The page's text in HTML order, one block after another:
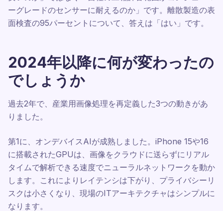
ーグレードのセンサーに耐えるのか」です。離散製造の表
面検査の95パーセントについて、答えは「はい」です。
2024年以降に何が変わったの
でしょうか
過去2年で、産業用画像処理を再定義した3つの動きがあ
りました。
第1に、オンデバイスAIが成熟しました。iPhone 15や16
に搭載されたGPUは、画像をクラウドに送らずにリアル
タイムで解析できる速度でニューラルネットワークを動か
します。これによりレイテンシは下がり、プライバシーリ
スクは小さくなり、現場のITアーキテクチャはシンプルに
なります。